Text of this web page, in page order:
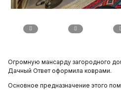
Огромную мансарду загородного
Дачный Ответ оформила коврами.
Основное предназначение этого